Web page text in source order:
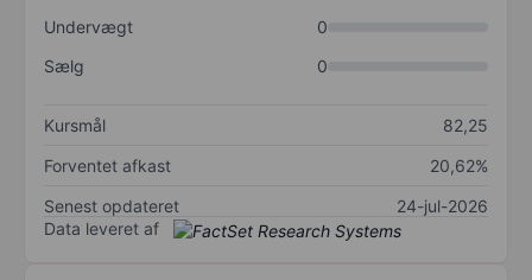
Undervægt
0
Sælg
0
Kursmål
82,25
Forventet afkast
20,62%
Senest opdateret
24-jul-2026
Data leveret af